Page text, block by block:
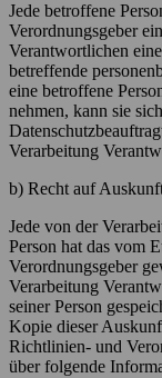
Jede betroffene
Verordnungsgeber
Verantwortlichen
betreffende
eine betroffene
nehmen, kann sie
Verarbeitung
b) Recht auf
Jede von der
Person hat das vom
Verordnungsgeber
Verarbeitung
seiner Person
Kopie dieser
Richtlinien- und
über folgende